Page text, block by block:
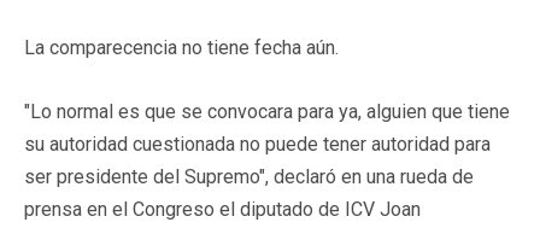
La comparecencia no tiene fecha aún.
"Lo normal es que se convocara para ya, alguien que tiene
su autoridad cuestionada no puede tener autoridad para
ser presidente del Supremo", declaró en una rueda de
prensa en el Congreso el diputado de ICV Joan